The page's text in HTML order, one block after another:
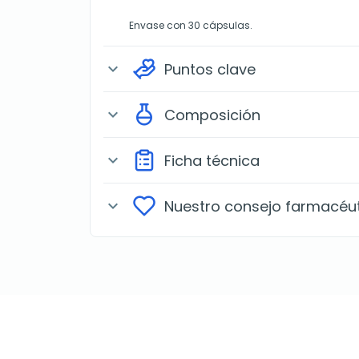
Envase con 30 cápsulas.
expand_more Puntos clave
expand_more Composición
expand_more Ficha técnica
expand_more Nuestro consejo